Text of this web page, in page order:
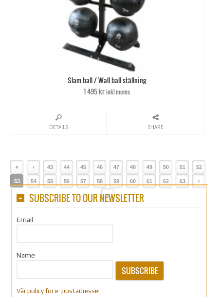
Slam ball / Wall ball ställning
1 495 krinkl moms
DETAILS SHARE
« ‹ 43 44 45 46 47 48 49 50 51 52
53 54 55 56 57 58 59 60 61 62 63 ›
»
SUBSCRIBE TO OUR NEWSLETTER
Email
Name
SUBSCRIBE
Vår policy för e-postadresser